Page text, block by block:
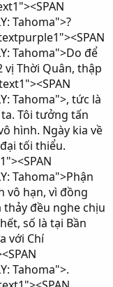
Tahoma">?
Tahoma">Do để
Thời Quân, thập
Tahoma">, tức là
Tôi tưởng tấn
hình. Ngày kia về
tối thiểu.
Tahoma">Phận
vô hạn, vì đồng
đều nghe chịu
số là tại Bần
với Chí
Tahoma">.